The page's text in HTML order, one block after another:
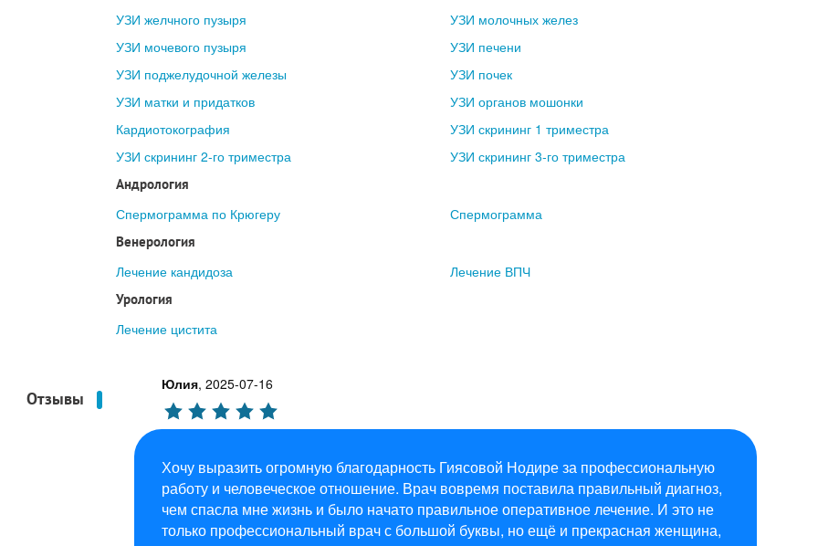
УЗИ желчного пузыря
УЗИ молочных желез
УЗИ мочевого пузыря
УЗИ печени
УЗИ поджелудочной железы
УЗИ почек
УЗИ матки и придатков
УЗИ органов мошонки
Кардиотокография
УЗИ скрининг 1 триместра
УЗИ скрининг 2-го триместра
УЗИ скрининг 3-го триместра
Андрология
Спермограмма по Крюгеру Спермограмма
Венерология
Лечение кандидоза Лечение ВПЧ
Урология
Лечение цистита
Отзывы
Юлия,2025-07-16
Хочу выразить огромную благодарность Гиясовой Нодире за профессиональную
работу и человеческое отношение. Врач вовремя поставила правильный диагноз,
чем спасла мне жизнь и было начато правильное оперативное лечение. И это не
только профессиональный врач с большой буквы, но ещё и прекрасная женщина,